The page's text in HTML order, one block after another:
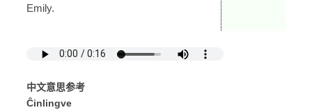
Emily.
中文意思参考
Ĉinlingve